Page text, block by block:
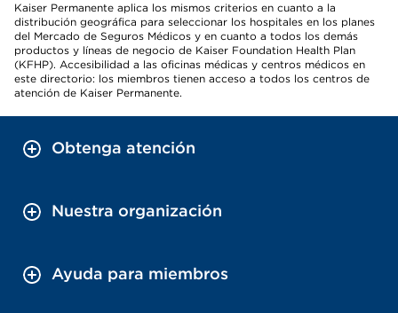
Kaiser Permanente aplica los mismos criterios en cuanto a la
distribución geográfica para seleccionar los hospitales en los planes
del Mercado de Seguros Médicos y en cuanto a todos los demás
productos y líneas de negocio de Kaiser Foundation Health Plan
(KFHP). Accesibilidad a las oficinas médicas y centros médicos en
este directorio: los miembros tienen acceso a todos los centros de
atención de Kaiser Permanente.
Obtenga atención
Nuestra organización
Ayuda para miembros